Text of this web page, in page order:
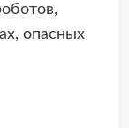
опасных